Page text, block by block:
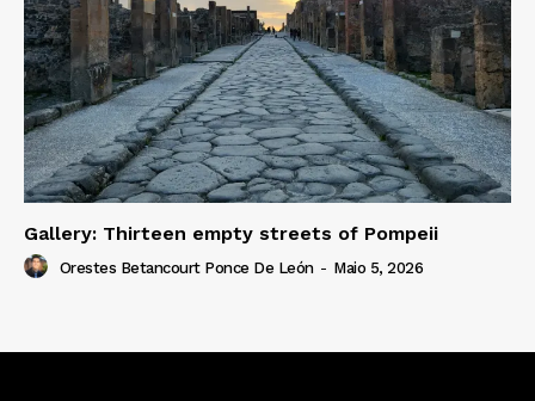
Gallery: Thirteen empty streets of Pompeii
Orestes Betancourt Ponce De León - Maio 5, 2026